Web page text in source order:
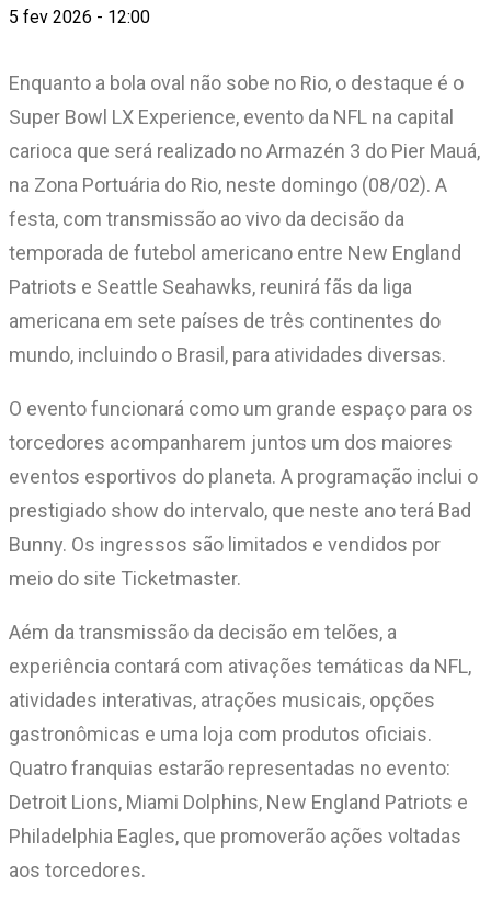
5 fev 2026 - 12:00
Enquanto a bola oval não sobe no Rio, o destaque é o
Super Bowl LX Experience, evento da NFL na capital
carioca que será realizado no Armazén 3 do Pier Mauá,
na Zona Portuária do Rio, neste domingo (08/02). A
festa, com transmissão ao vivo da decisão da
temporada de futebol americano entre New England
Patriots e Seattle Seahawks, reunirá fãs da liga
americana em sete países de três continentes do
mundo, incluindo o Brasil, para atividades diversas.
O evento funcionará como um grande espaço para os
torcedores acompanharem juntos um dos maiores
eventos esportivos do planeta. A programação inclui o
prestigiado show do intervalo, que neste ano terá Bad
Bunny. Os ingressos são limitados e vendidos por
meio do site Ticketmaster.
Aém da transmissão da decisão em telões, a
experiência contará com ativações temáticas da NFL,
atividades interativas, atrações musicais, opções
gastronômicas e uma loja com produtos oficiais.
Quatro franquias estarão representadas no evento:
Detroit Lions, Miami Dolphins, New England Patriots e
Philadelphia Eagles, que promoverão ações voltadas
aos torcedores.